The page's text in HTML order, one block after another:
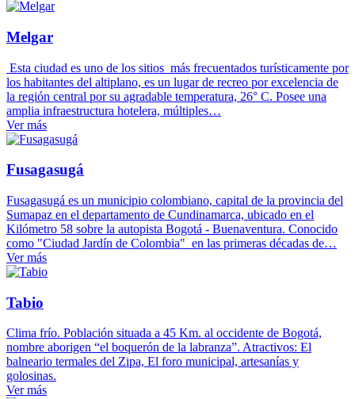
Melgar
Esta ciudad es uno de los sitios más frecuentados turísticamente por
los habitantes del altiplano, es un lugar de recreo por excelencia de
la región central por su agradable temperatura, 26° C. Posee una
amplia infraestructura hotelera, múltiples…
Ver más
Fusagasugá
Fusagasugá es un municipio colombiano, capital de la provincia del
Sumapaz en el departamento de Cundinamarca, ubicado en el
Kilómetro 58 sobre la autopista Bogotá - Buenaventura. Conocido
como "Ciudad Jardín de Colombia" en las primeras décadas de…
Ver más
Tabio
Clima frío. Población situada a 45 Km. al occidente de Bogotá,
nombre aborigen “el boquerón de la labranza”. Atractivos: El
balneario termales del Zipa, El foro municipal, artesanías y
golosinas.
Ver más